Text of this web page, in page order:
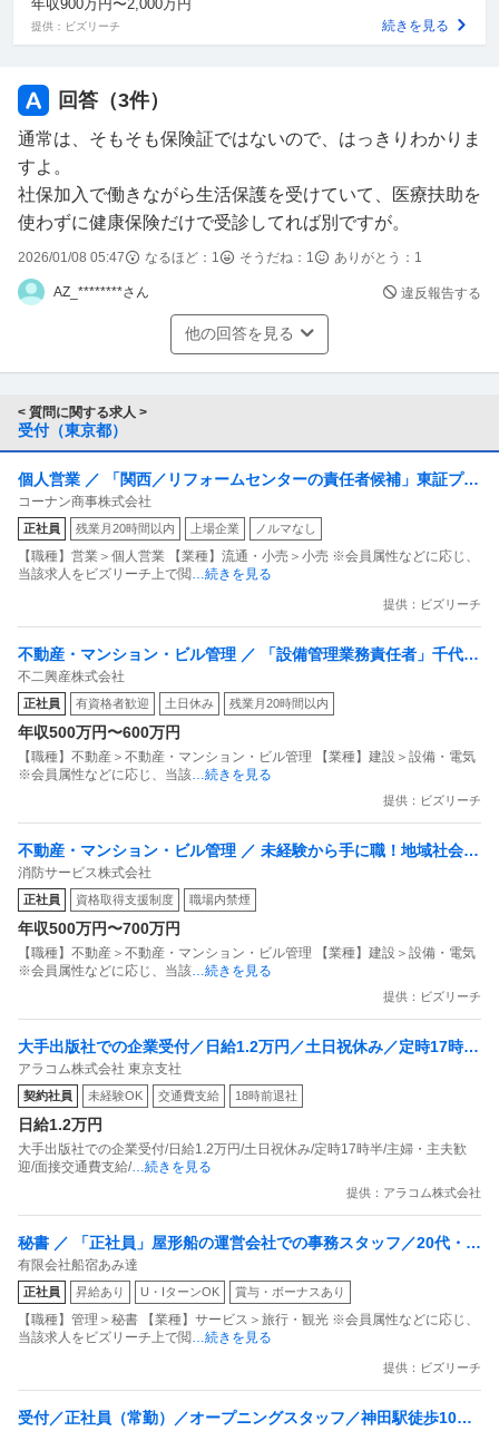
年収900万円〜2,000万円
提供：ビズリーチ 続きを見る
回答（3件）
通常は、そもそも保険証ではないので、はっきりわかりま
すよ。
社保加入で働きながら生活保護を受けていて、医療扶助を
使わずに健康保険だけで受診してれば別ですが。
2026/01/08 05:47 なるほど： 1 そうだね： 1 ありがとう： 1
AZ_********さん 違反報告する
他の回答を見る
< 質問に関する求人 >
受付（東京都）
個人営業 ／ 「関西／リフォームセンターの責任者候補」東証プラ
イム／全国600店舗以上展開するホームセンター業界トップクラス
（年商5000億円超）
コーナン商事株式会社
正社員 残業月20時間以内 上場企業 ノルマなし
【職種】営業＞個人営業 【業種】流通・小売＞小売 ※会員属性などに応じ、
当該求人をビズリーチ上で閲…続きを見る
提供：ビズリーチ
不動産・マンション・ビル管理 ／ 「設備管理業務責任者」千代田
区霞が関の物件を支える技術リーダー募集／資格を活かしてマネ
ジメントに携わる！
不二興産株式会社
正社員 有資格者歓迎 土日休み 残業月20時間以内
年収500万円〜600万円
【職種】不動産＞不動産・マンション・ビル管理 【業種】建設＞設備・電気
※会員属性などに応じ、当該…続きを見る
提供：ビズリーチ
不動産・マンション・ビル管理 ／ 未経験から手に職！地域社会の
安心・安全を支える消防設備点検のプロフェッショナル（資格取
得支援あり）
消防サービス株式会社
正社員 資格取得支援制度 職場内禁煙
年収500万円〜700万円
【職種】不動産＞不動産・マンション・ビル管理 【業種】建設＞設備・電気
※会員属性などに応じ、当該…続きを見る
提供：ビズリーチ
大手出版社での企業受付／日給1.2万円／土日祝休み／定時17時半
／主婦・主夫歓迎／面接交通費支給／駅チカ／契約社員・千代田
区
アラコム株式会社 東京支社
契約社員 未経験OK 交通費支給 18時前退社
日給1.2万円
大手出版社での企業受付/日給1.2万円/土日祝休み/定時17時半/主婦・主夫歓
迎/面接交通費支給/…続きを見る
提供：アラコム株式会社
秘書 ／ 「正社員」屋形船の運営会社での事務スタッフ／20代・3
0代活躍中の職場！昇給・賞与ありの好待遇！
有限会社船宿あみ達
正社員 昇給あり U・IターンOK 賞与・ボーナスあり
【職種】管理＞秘書 【業種】サービス＞旅行・観光 ※会員属性などに応じ、
当該求人をビズリーチ上で閲…続きを見る
提供：ビズリーチ
受付／正社員（常勤）／オープニングスタッフ／神田駅徒歩10秒